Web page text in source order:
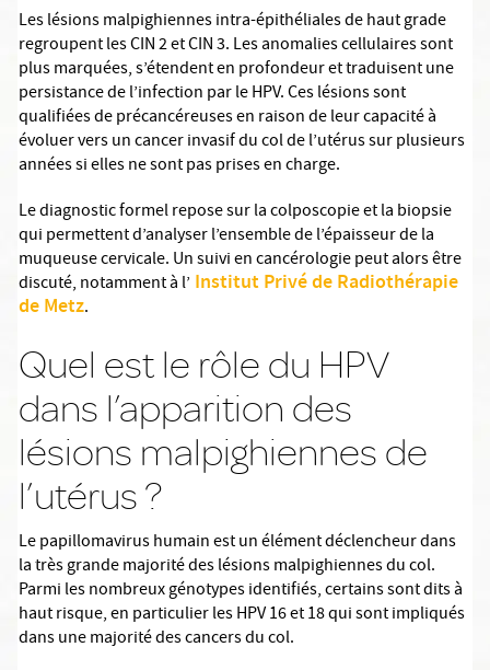
Les lésions malpighiennes intra-épithéliales de haut grade
regroupent les CIN 2 et CIN 3. Les anomalies cellulaires sont
plus marquées, s’étendent en profondeur et traduisent une
persistance de l’infection par le HPV. Ces lésions sont
qualifiées de précancéreuses en raison de leur capacité à
évoluer vers un cancer invasif du col de l’utérus sur plusieurs
années si elles ne sont pas prises en charge.
Le diagnostic formel repose sur la colposcopie et la biopsie
qui permettent d’analyser l’ensemble de l’épaisseur de la
muqueuse cervicale. Un suivi en cancérologie peut alors être
discuté, notamment à l’ Institut Privé de Radiothérapie
de Metz.
Quel est le rôle du HPV
dans l’apparition des
lésions malpighiennes de
l’utérus ?
Le papillomavirus humain est un élément déclencheur dans
la très grande majorité des lésions malpighiennes du col.
Parmi les nombreux génotypes identifiés, certains sont dits à
haut risque, en particulier les HPV 16 et 18 qui sont impliqués
dans une majorité des cancers du col.